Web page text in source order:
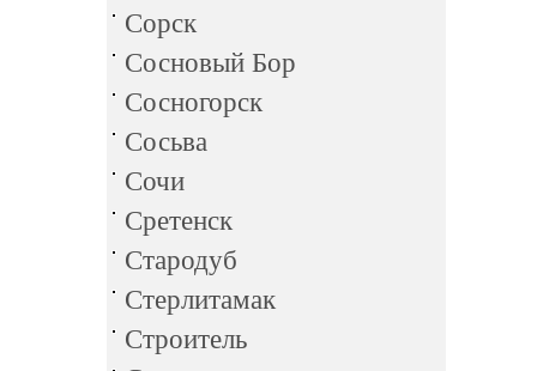
Сорск
Сосновый Бор
Сосногорск
Сосьва
Сочи
Сретенск
Стародуб
Стерлитамак
Строитель